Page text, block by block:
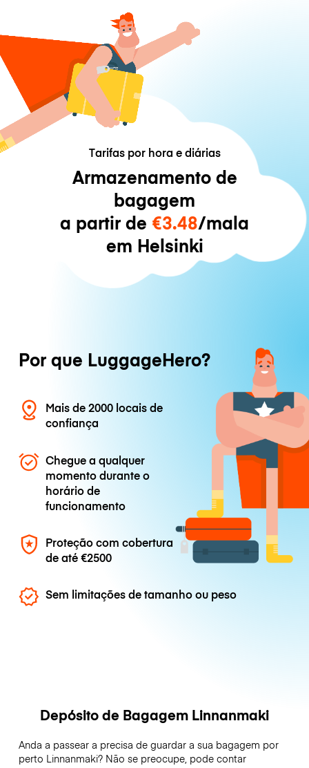
Tarifas por hora e diárias
Armazenamento de
bagagem
a partir de €3.48/mala
em Helsinki
Por que LuggageHero?
Mais de 2000 locais de
confiança
Chegue a qualquer
momento durante o
horário de
funcionamento
Proteção com cobertura
de até€2500
Sem limitações de tamanho ou peso
Depósito de Bagagem Linnanmaki
Anda a passear a precisa de guardar a sua bagagem por
perto Linnanmaki? Não se preocupe, pode contar